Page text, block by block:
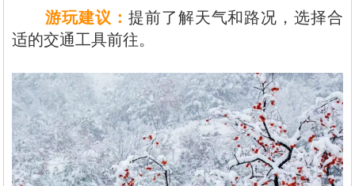
游玩建议‌：提前了解天气和路况，选择合
适的交通工具前往。